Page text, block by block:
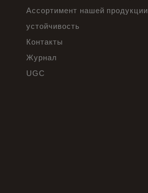
Ассортимент нашей продукции
устойчивость
Контакты
Журнал
UGC